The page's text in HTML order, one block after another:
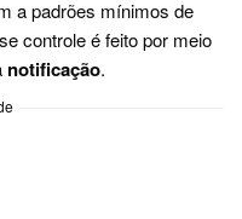
a padrões mínimos de
controle é feito por meio
notificação.